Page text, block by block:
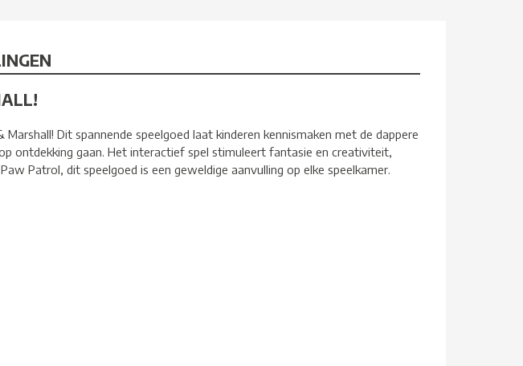
Dit spannende speelgoed laat kinderen kennismaken met de dappere
ontdekking gaan. Het interactief spel stimuleert fantasie en creativiteit,
Patrol, dit speelgoed is een geweldige aanvulling op elke speelkamer.